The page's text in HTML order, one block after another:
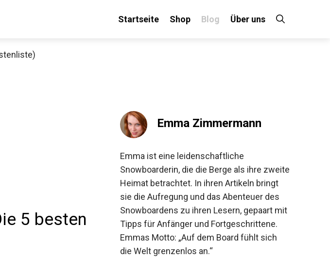
Startseite Shop Blog Über uns
5 besten
Emma Zimmermann
Emma ist eine leidenschaftliche
Snowboarderin, die die Berge als ihre
zweite Heimat betrachtet. In ihren Artikeln
bringt sie die Aufregung und das Abenteuer
des Snowboardens zu ihren Lesern,
gepaart mit Tipps für Anfänger und
Fortgeschrittene. Emmas Motto: „Auf dem
Board fühlt sich die Welt grenzenlos an.“
Produkte im Sale bei Decathlon an!